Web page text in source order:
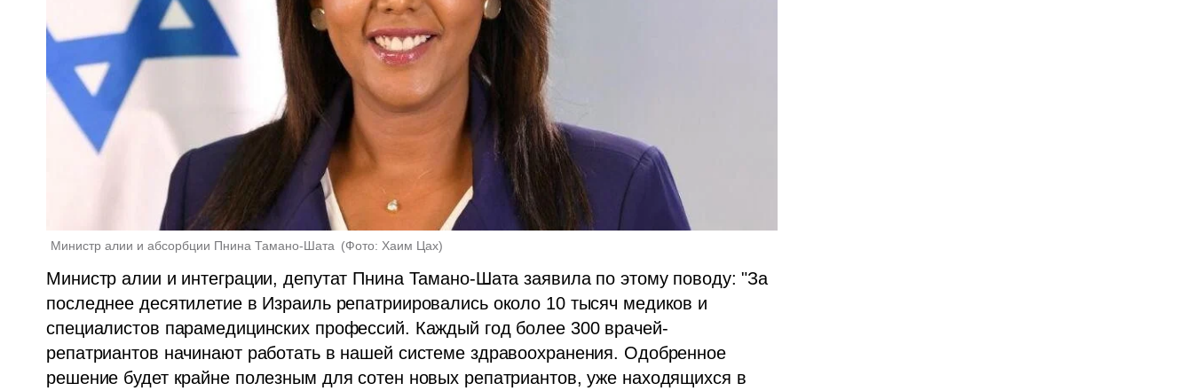
Министр алии и абсорбции Пнина Тамано-Шата (Фото: Хаим Цах)
Министр алии и интеграции, депутат Пнина Тамано-Шата заявила по этому поводу: "За
последнее десятилетие в Израиль репатриировались около 10 тысяч медиков и
специалистов парамедицинских профессий. Каждый год более 300 врачей-
репатриантов начинают работать в нашей системе здравоохранения. Одобренное
решение будет крайне полезным для сотен новых репатриантов, уже находящихся в